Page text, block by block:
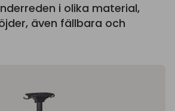
i olika material,
även fällbara och